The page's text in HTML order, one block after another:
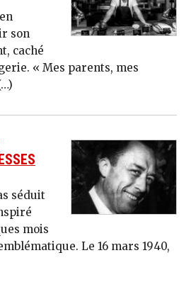
son
caché
« Mes parents, mes
séduit
mois
Le 16 mars 1940,